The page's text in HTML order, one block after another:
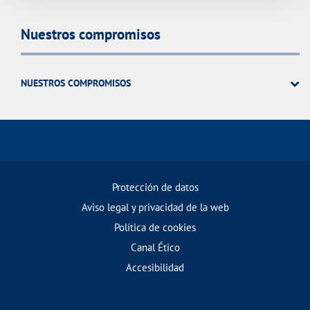
Nuestros compromisos
NUESTROS COMPROMISOS
Protección de datos
Aviso legal y privacidad de la web
Política de cookies
Canal Ético
Accesibilidad